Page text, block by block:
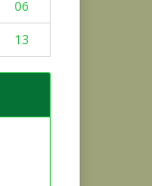
06
13